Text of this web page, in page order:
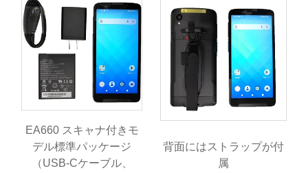
EA660 スキャナ付きモ
デル標準パッケージ
（USB-Cケーブル、
背面にはストラップが付
属